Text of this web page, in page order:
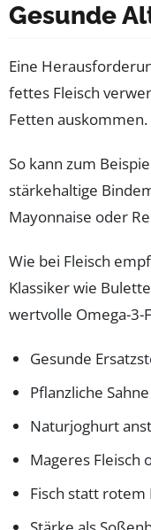
Gesunde
Eine
fettes Fleisch
Fetten auskommen.
So kann zum
stärkehaltige
Mayonnaise oder
Wie bei Fleisch
Klassiker wie
wertvolle Omega-3-
Gesunde
Pflanzliche
Naturjoghurt
Mageres Fleisch
Fisch statt rotem